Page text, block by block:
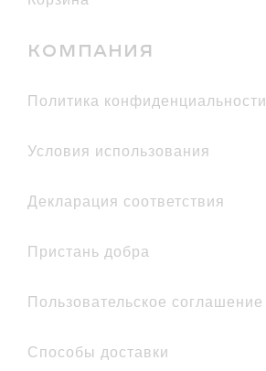
КОМПАНИЯ
политика конфиденциальности
условия использования
декларация соответствия
Пристань добра
Пользовательское соглашение
Способы доставки